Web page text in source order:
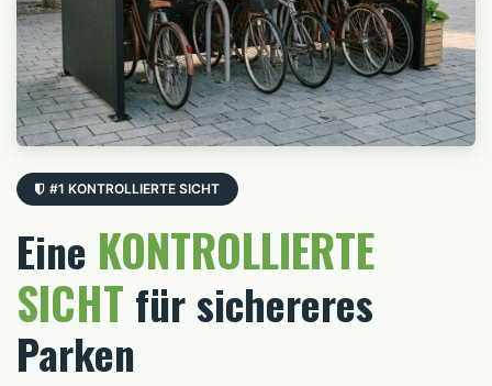
#1 KONTROLLIERTE SICHT
Eine KONTROLLIERTE
SICHT für sichereres
Parken